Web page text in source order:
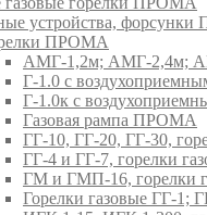
устройства,
ПРОМА
АМГ-1,2м; АМГ-2,4м;
Г-1.0 с
Г-1.0к с
Газовая рампа ПРОМА
ГГ-10, ГГ-20, ГГ-30,
ГГ-4 и ГГ-7, горелки
ГМ и ГМП-16, горелки
Горелки газовые ГГ-